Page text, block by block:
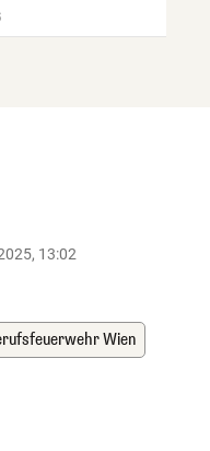
13:02
Wien